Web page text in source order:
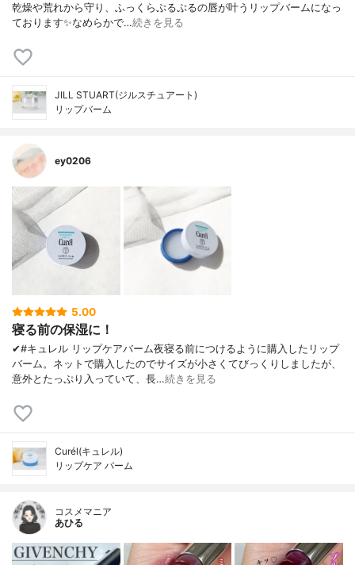
乾燥や荒れから守り、ふっくらぷるぷるの唇が叶うリップバームになっ
ております✨なめらかで…続きを見る
JILL STUART(ジルスチュアート)
リップバーム
ey0206
5.00
寝る前の保湿に！
✔︎#キュレル リップケアバーム夜寝る前につけるように購入したリップ
バーム。ネットで購入したのでサイズが小さくてびっくりしましたが、
意外とたっぷり入っていて、長…続きを見る
Curél(キュレル)
リップケア バーム
コスメマニア
あひる